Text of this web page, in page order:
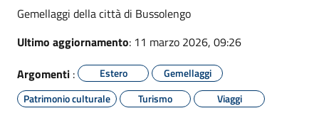
Gemellaggi della città di Bussolengo
Ultimo aggiornamento: 11 marzo 2026, 09:26
Argomenti : Estero
Gemellaggi
Patrimonio culturale
Turismo Viaggi